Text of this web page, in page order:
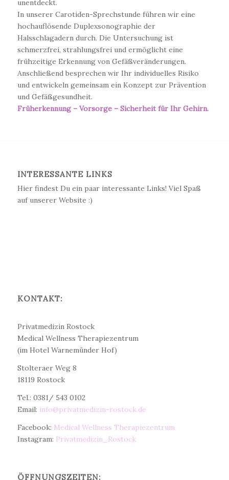
unentdeckt.
In unserer Carotiden-Sprechstunde führen wir eine
hochauflösende Duplexsonographie der
Halsschlagadern durch. Die Untersuchung ist
schmerzfrei, strahlungsfrei und ermöglicht eine
frühzeitige Erkennung von Gefäßveränderungen.
Anschließend besprechen wir Ihr individuelles Risiko
und entwickeln gemeinsam ein Konzept zur Prävention
und Gefäßgesundheit.
Früherkennung – Vorsorge – Sicherheit für Ihr Gehirn.
INTERESSANTE LINKS
Hier findest Du ein paar interessante Links! Viel Spaß
auf unserer Website :)
KONTAKT:
Privatmedizin Rostock
Medical Wellness Therapiezentrum
(im Hotel Warnemünder Hof)
Stolteraer Weg 8
18119 Rostock
Tel.: 0381/ 543 0102
Email: info@privatmedizin-rostock.de
Facebook: Medical Wellness Therapiezentrum
Instagram: Privatmedizin_Rostock
ÖFFNUNGSZEITEN: